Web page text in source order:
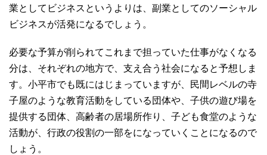
業としてビジネスというよりは、副業としてのソーシャル
ビジネスが活発になるでしょう。
必要な予算が削られてこれまで担っていた仕事がなくなる
分は、それぞれの地方で、支え合う社会になると予想しま
す。小平市でも既にはじまっていますが、民間レベルの寺
子屋のような教育活動をしている団体や、子供の遊び場を
提供する団体、高齢者の居場所作り、子ども食堂のような
活動が、行政の役割の一部をになっていくことになるので
しょう。